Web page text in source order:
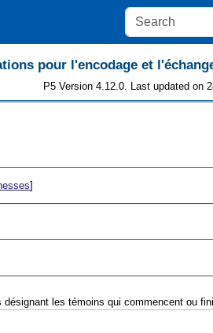
pour l'encodage et
P5 Version 4.12.0. Last updated on
]
les témoins qui commencent ou